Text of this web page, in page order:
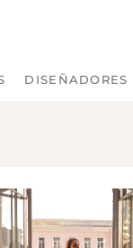
DISEÑADORES